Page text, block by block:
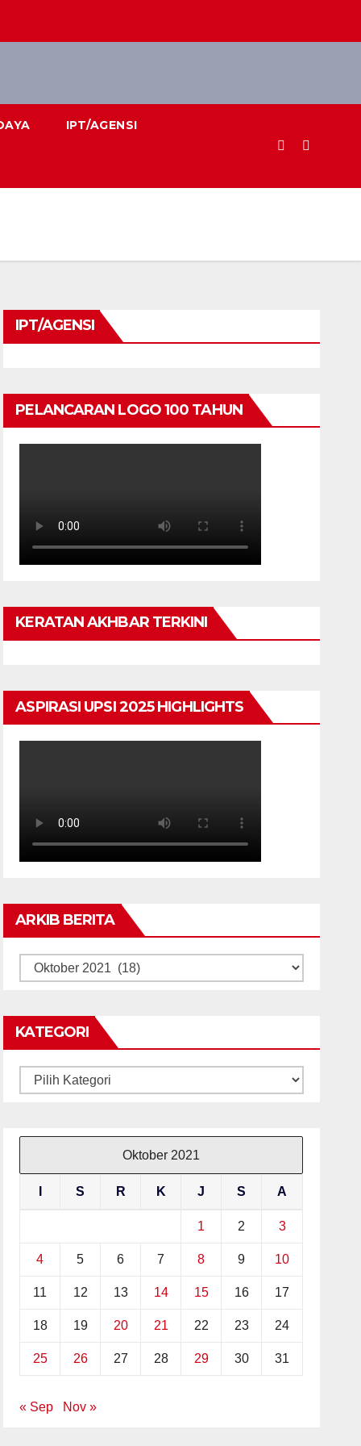
IPT/AGENSI
IPT/AGENSI
PELANCARAN LOGO 100 TAHUN
KERATAN AKHBAR TERKINI
ASPIRASI UPSI 2025 HIGHLIGHTS
ARKIB BERITA
ARKIB
KATEGORI
Kategori
Oktober 2021
S R K J S A
1 2 3
4 5 6 7 8 9 10
11 12 13 14 15 16 17
18 19 20 21 22 23 24
25 26 27 28 29 30 31
« Sep Nov »